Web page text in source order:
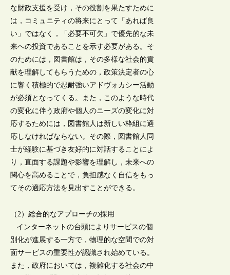
な財政支援を受け，その役割を果たすために
は，コミュニティの将来にとって「あれば良
い」ではなく，「必要不可欠」で優先的な未
来への投資であることを示す必要がある。そ
のためには，図書館は，その多様な社会的貢
献を理解してもらうための，政策決定者の心
に響く積極的で忍耐強いアドヴォカシー活動
が必須となってくる。また，このような時代
の変化に伴う政府や個人のニーズの変化に対
応するためには，図書館人は新しい枠組に適
応しなければならない。その際，図書館人同
士が経験に基づき友好的に対話することによ
り，直面する課題や影響を理解し，未来への
関心を高めることで，負担感なく自信をもっ
てその適応方法を見出すことができる。
（2）総合的なアプローチの採用
インターネットの台頭によりサービスの個
別化が進展する一方で，物理的な空間での対
面サービスの重要性が認識され始めている。
また，政府においては，複雑化する社会の中